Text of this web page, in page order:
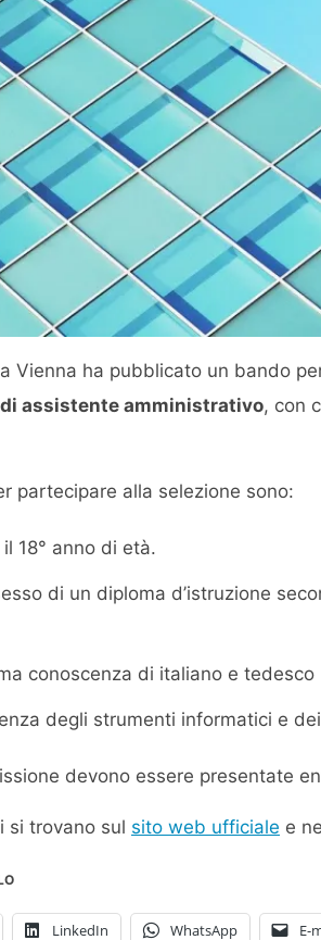
a Vienna ha pubblicato un bando
assistente amministrativo, con
partecipare alla selezione sono:
18° anno di età.
di un diploma d’istruzione
conoscenza di italiano e tedesco
degli strumenti informatici e
devono essere presentate
si trovano sul sito web ufficiale e
LinkedIn WhatsApp E-